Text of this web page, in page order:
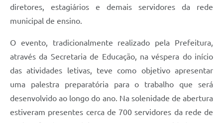
Notícias
Galeria de Vídeos
Links
diretores, estagiários e demais servidores da rede
municipal de ensino.
O evento, tradicionalmente realizado pela Prefeitura,
através da Secretaria de Educação, na véspera do início
das atividades letivas, teve como objetivo apresentar
uma palestra preparatória para o trabalho que será
desenvolvido ao longo do ano. Na solenidade de abertura
estiveram presentes cerca de 700 servidores da rede de